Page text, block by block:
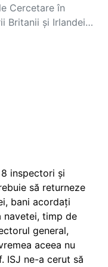
Cercetare în
Britanii și Irlandei…
inspectori și
să returneze
bani acordați
navetei, timp de
general,
aceea nu
ISJ ne-a cerut să